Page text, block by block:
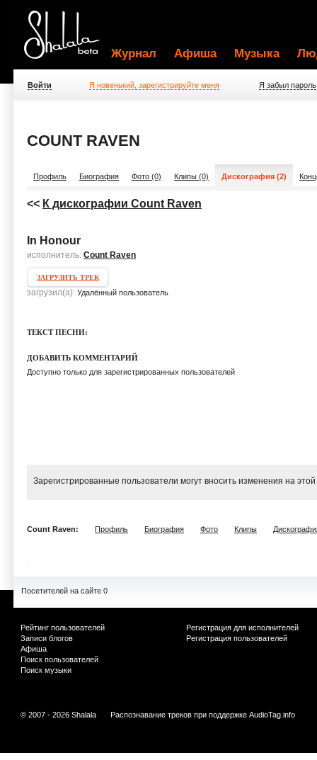
Журнал Афиша Музыка
Войти Я новенький, зарегистрируйте меня Я забыл пароль
COUNT RAVEN
Профиль Биография Фото (0) Клипы (0) Дискография (2)
<< К дискографии Count Raven
In Honour
исполнитель: Count Raven
ЗАГРУЗИТЬ ТРЕК
загрузил(а): Удалённый пользователь
ТЕКСТ ПЕСНИ:
ДОБАВИТЬ КОММЕНТАРИЙ
Доступно только для зарегистрированных пользователей
Зарегистрированные пользователи могут вносить изменения на
Count Raven: Профиль Биография Фото Клипы
Посетителей на сайте 0
Рейтинг пользователей
Записи блогов
Афиша
Поиск пользователей
Поиск музыки
Регистрация для исполнителей
Регистрация пользователей
© 2007 - 2026 Shalala Распознавание треков при поддержке AudioTag.info